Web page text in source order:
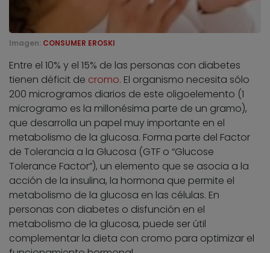
Imagen: CONSUMER EROSKI
Entre el 10% y el 15% de las personas con diabetes
tienen déficit de cromo. El organismo necesita sólo
200 microgramos diarios de este oligoelemento (1
microgramo es la millonésima parte de un gramo),
que desarrolla un papel muy importante en el
metabolismo de la glucosa. Forma parte del Factor
de Tolerancia a la Glucosa (GTF o “Glucose
Tolerance Factor”), un elemento que se asocia a la
acción de la insulina, la hormona que permite el
metabolismo de la glucosa en las células. En
personas con diabetes o disfunción en el
metabolismo de la glucosa, puede ser útil
complementar la dieta con cromo para optimizar el